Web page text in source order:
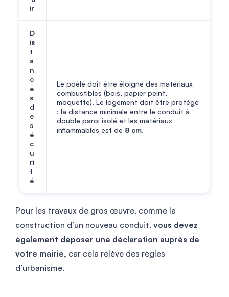
ir
D
is
t
a
n
c
e
s
d
e
s
é
c
u
ri
t
é
Le poêle doit être éloigné des matériaux
combustibles (bois, papier peint,
moquette). Le logement doit être protégé
: la distance minimale entre le conduit à
double paroi isolé et les matériaux
inflammables est de 8 cm.
Pour les travaux de gros œuvre, comme la
construction d’un nouveau conduit, vous devez
également déposer une déclaration auprès de
votre mairie, car cela relève des règles
d’urbanisme.